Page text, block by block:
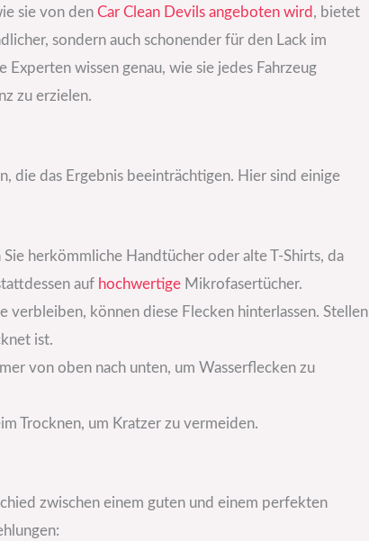
sie von den Car Clean Devils angeboten wird , bietet
sondern auch schonender für den Lack im
Experten wissen genau, wie sie jedes Fahrzeug
zu erzielen.
die das Ergebnis beeinträchtigen. Hier sind einige
Sie herkömmliche Handtücher oder alte T-Shirts, da
auf hochwertige Mikrofasertücher.
verbleiben, können diese Flecken hinterlassen. Stellen
ist.
von oben nach unten, um Wasserflecken zu
Trocknen, um Kratzer zu vermeiden.
zwischen einem guten und einem perfekten